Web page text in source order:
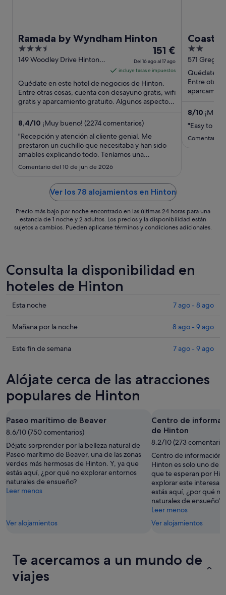
Ramada by Wyndham Hinton
3.5
out
5
149 Woodley Drive Hinton
El
precio
es
de
151 €
por
ago
151 €
Del 16 ago al 17 ago
incluye tasas e impuestos
Quédate en este hotel de negocios de Hinton.
Entre otras cosas, cuenta con desayuno gratis, wifi
gratis y aparcamiento gratuito. Algunos aspectos
8,4/10 ¡Muy bueno! (2274 comentarios)
"Recepción y atención al cliente genial. Me
prestaron un cuchillo que necesitaba y han sido
amables explicando todo. Teníamos una
habitación am lado del ascensor cuando solicité
una silenciosa pero la verdad que hemos podido
descansar bien. Habitación amplia y cama
cómoda. El depósito es cierto que ..."
Comentario del 10 de jun de 2026
Coast
2
out
of
5
571 Gregg
Quédate
Entre otras
8/10 ¡Muy
"Easy to
Comentario
Ver los 78 alojamientos en Hinton
Precio más bajo por noche encontrado en las últimas 24 horas para una
estancia de 1 noche y 2 adultos. Los precios y la disponibilidad están
sujetos a cambios. Pueden aplicarse términos y condiciones adicionales.
Consulta la disponibilidad en
hoteles de Hinton
Comprueba
precios
Hinton
noche,
ago
8
ago
Esta noche 7 ago - 8 ago
Comprueba
precios
para
mañana
por
noche,
8
ago
-
9
ago
Mañana por la noche 8 ago - 9 ago
Comprueba
en
Hinton
para
fin
de
semana,
7
ago
-
9
ago
Este fin de semana 7 ago - 9 ago
Alójate cerca de las atracciones
populares de Hinton
Paseo marítimo de Beaver
8.6/10 (750 comentarios)
Déjate sorprender por la belleza natural de
Paseo marítimo de Beaver, una de las zonas
verdes más hermosas de Hinton. Y, ya que
estás aquí, ¿por qué no explorar entornos
naturales de ensueño?
Leer menos
Ver alojamientos
Centro de
de Hinton
8.2/10 (273
Centro de información
Hinton es solo uno de
que te esperan por
explorar este
estás aquí, ¿por qué
naturales de ensueño?
Leer menos
Ver alojamientos
Te acercamos a un mundo de
viajes